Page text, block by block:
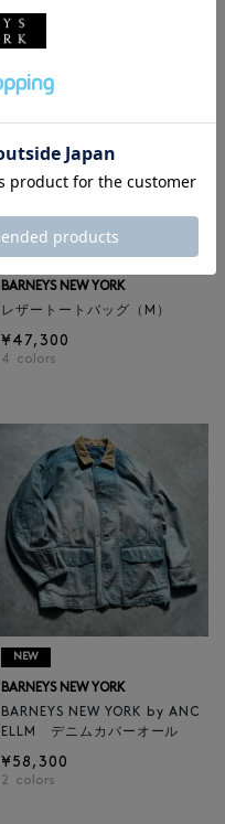
BARNEYS NEW YORK
レザートートバッグ（M）
¥47,300
4 colors
NEW
BARNEYS NEW YORK
BARNEYS NEW YORK by ANC
ELLM デニムカバーオール
¥58,300
2 colors